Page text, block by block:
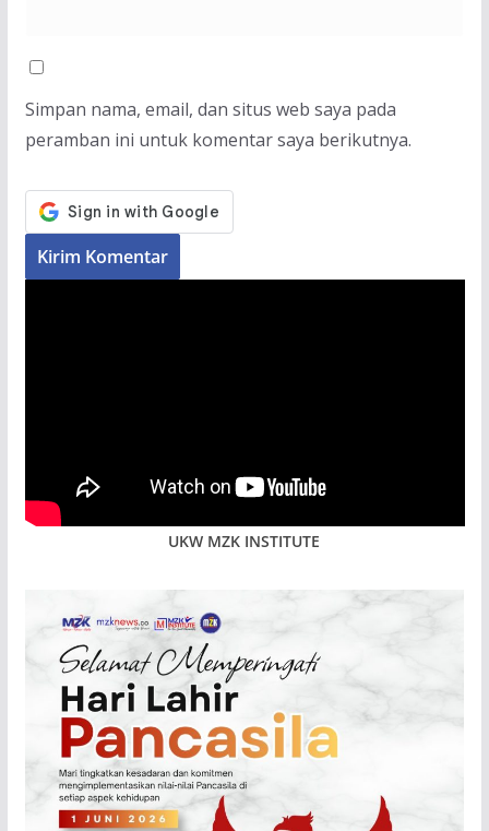
Simpan nama, email, dan situs web saya pada
peramban ini untuk komentar saya berikutnya.
UKW MZK INSTITUTE